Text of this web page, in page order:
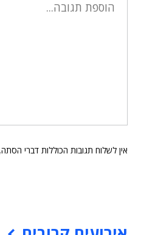
אין לשלוח תגובות הכוללות דברי